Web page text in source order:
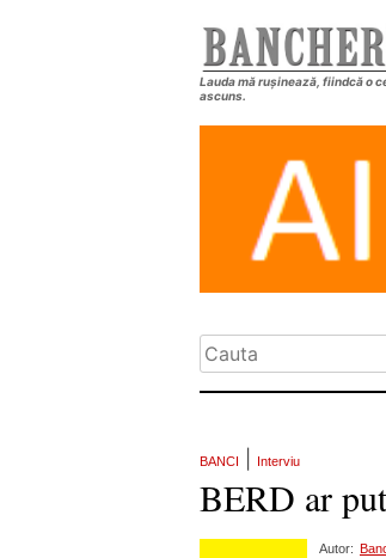
Lauda mă rușinează, fiindcă o
ascuns.
BANCI Interviu
BERD ar
Autor: